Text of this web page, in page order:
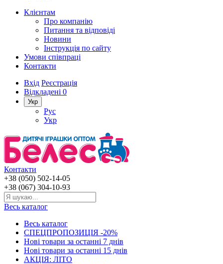
Клієнтам
Про компанію
Питання та відповіді
Новини
Інструкція по сайту
Умови співпраці
Контакти
Вхід Реєстрація
Відкладені 0
Укр
Рус
Укр
Контакти
+38 (050) 502-14-05
+38 (067) 304-10-93
Весь каталог
Весь каталог
СПЕЦПРОПОЗИЦІЯ -20%
Нові товари за останнi 7 днiв
Нові товари за останнi 15 днiв
АКЦІЯ: ЛІТО